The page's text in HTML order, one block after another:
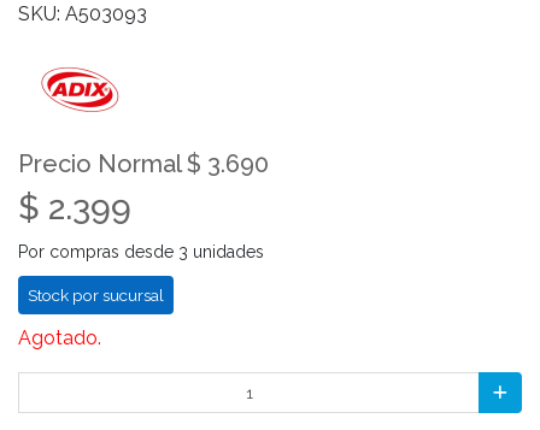
SKU: A503093
Precio Normal $ 3.690
$ 2.399
Por compras desde 3 unidades
Stock por sucursal
Agotado.